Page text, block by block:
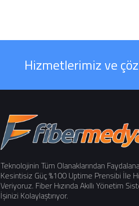
Hizmetlerimiz ve
Teknolojinin Tüm Olanaklarından
Kesintisiz Güç %100 Uptime Prensibi İle
Veriyoruz. Fiber Hızında Akıllı Yönetim
İşinizi Kolaylaştırıyor.